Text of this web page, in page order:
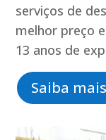
serviços de
melhor preço
13 anos de
Saiba mais